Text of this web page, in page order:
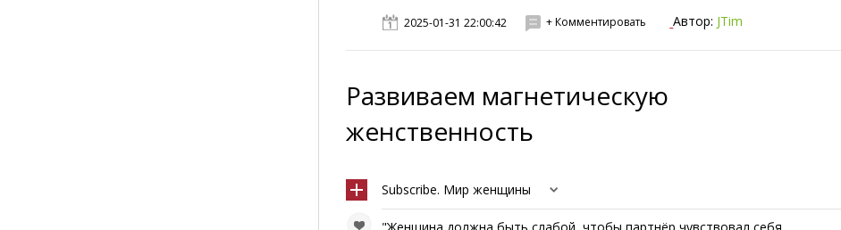
2025-01-31 22:00:42 + Комментировать Автор: JTim
Развиваем магнетическую
женственность
Subscribe. Мир женщины